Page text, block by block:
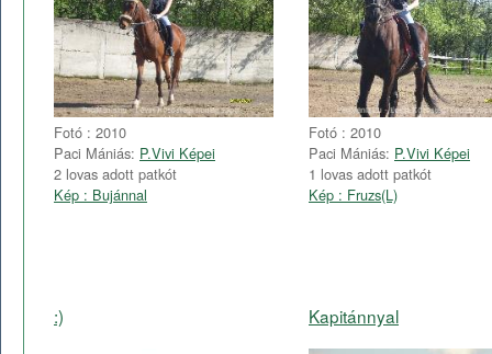
Fotó : 2010
Paci Mániás: P.Vivi Képei
2 lovas adott patkót
Kép : Bujánnal
Fotó : 2010
Paci Mániás: P.Vivi Képei
1 lovas adott patkót
Kép : Fruzs(L)
:) Kapitánnyal